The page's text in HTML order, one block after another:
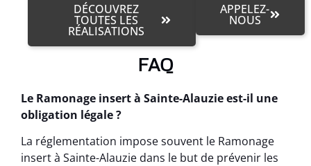
DÉCOUVREZ
TOUTES LES
RÉALISATIONS
APPELEZ-
NOUS
FAQ
Le Ramonage insert à Sainte-Alauzie est-il une
obligation légale ?
La réglementation impose souvent le Ramonage
insert à Sainte-Alauzie dans le but de prévenir les